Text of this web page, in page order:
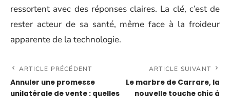
ressortent avec des réponses claires. La clé, c’est de
rester acteur de sa santé, même face à la froideur
apparente de la technologie.
ARTICLE PRÉCÉDENT
Annuler une promesse
unilatérale de vente : quelles
ARTICLE SUIVANT
Le marbre de Carrare, la
nouvelle touche chic à